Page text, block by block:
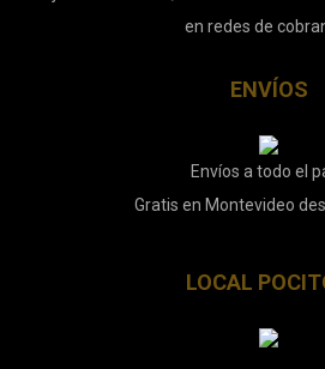
en redes de
ENVÍOS
Envíos a todo el
Gratis en Montevideo
LOCAL